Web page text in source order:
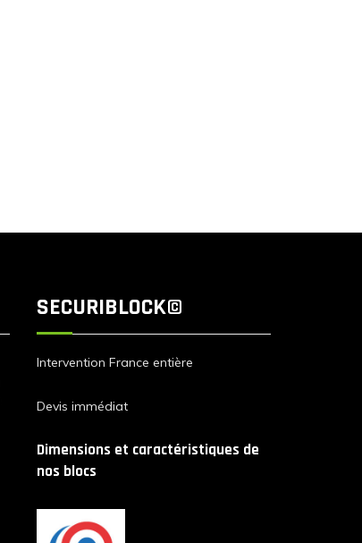
SECURIBLOCK©
Intervention France entière
Devis immédiat
Dimensions et caractéristiques de
nos blocs